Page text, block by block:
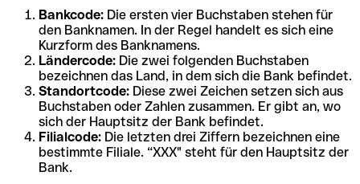
Bankcode: Die ersten vier Buchstaben stehen für
den Banknamen. In der Regel handelt es sich eine
Kurzform des Banknamens.
Ländercode: Die zwei folgenden Buchstaben
bezeichnen das Land, in dem sich die Bank befindet.
Standortcode: Diese zwei Zeichen setzen sich aus
Buchstaben oder Zahlen zusammen. Er gibt an, wo
sich der Hauptsitz der Bank befindet.
Filialcode: Die letzten drei Ziffern bezeichnen eine
bestimmte Filiale. “XXX" steht für den Hauptsitz der
Bank.